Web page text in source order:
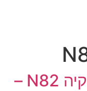
פתיחה SimFree לנוקיה N82 –